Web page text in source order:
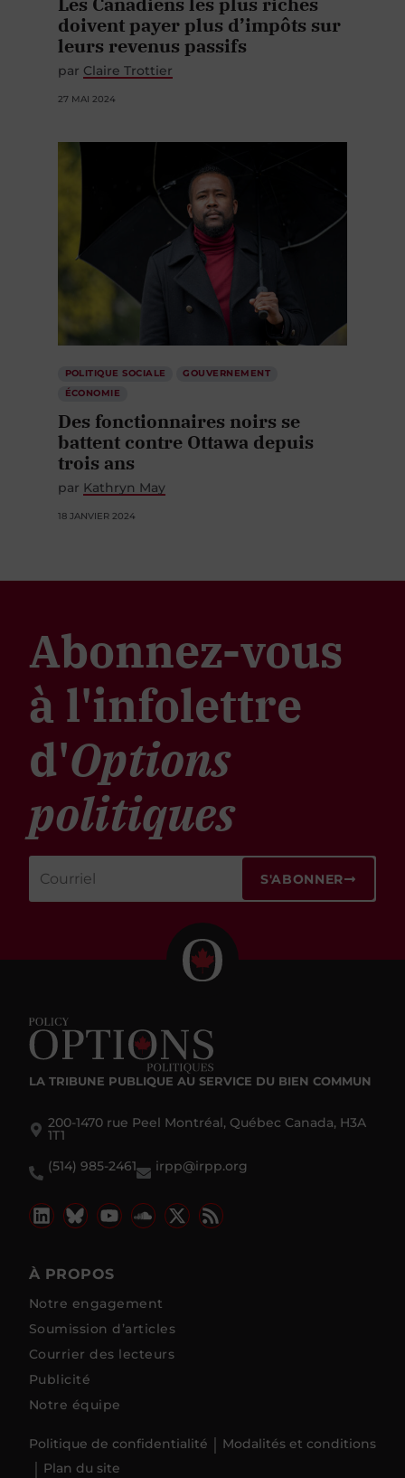
doivent payer plus d’impôts sur
leurs revenus passifs
par Claire Trottier
27 MAI 2024
POLITIQUE SOCIALE
GOUVERNEMENT
ÉCONOMIE
Des fonctionnaires noirs se
battent contre Ottawa depuis
trois ans
par Kathryn May
18 JANVIER 2024
Abonnez-vous
à l'infolettre
d'Options
politiques
S'ABONNER
LA TRIBUNE PUBLIQUE AU SERVICE DU BIEN COMMUN
200-1470 rue Peel Montréal, Québec Canada, H3A
1T1
(514) 985-2461
irpp@irpp.org
À PROPOS
Notre engagement
Soumission d’articles
Courrier des lecteurs
Publicité
Notre équipe
Politique de confidentialité
Modalités et conditions
Plan du site